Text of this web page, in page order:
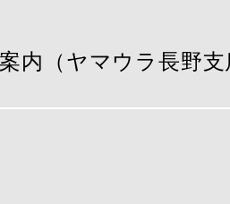
内（ヤマウラ長野支